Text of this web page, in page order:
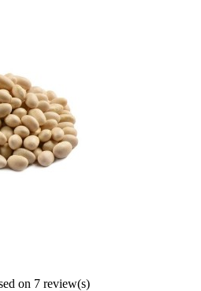
on 7 review(s)